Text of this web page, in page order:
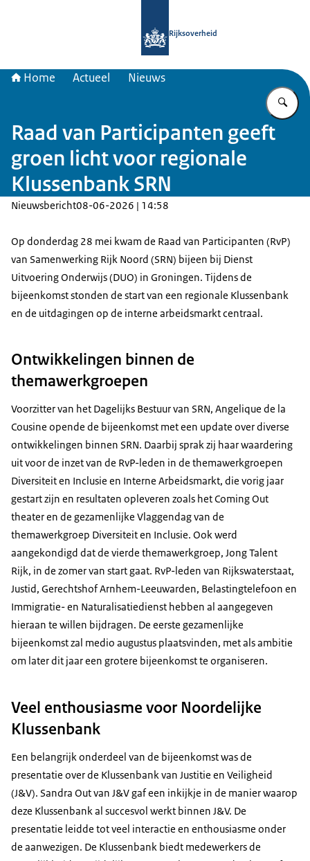
Rijksoverheid
Home Actueel Nieuws
Raad van Participanten geeft
groen licht voor regionale
Klussenbank SRN
Nieuwsbericht08-06-2026 | 14:58
Op donderdag 28 mei kwam de Raad van Participanten (RvP)
van Samenwerking Rijk Noord (SRN) bijeen bij Dienst
Uitvoering Onderwijs (DUO) in Groningen. Tijdens de
bijeenkomst stonden de start van een regionale Klussenbank
en de uitdagingen op de interne arbeidsmarkt centraal.
Ontwikkelingen binnen de
themawerkgroepen
Voorzitter van het Dagelijks Bestuur van SRN, Angelique de la
Cousine opende de bijeenkomst met een update over diverse
ontwikkelingen binnen SRN. Daarbij sprak zij haar waardering
uit voor de inzet van de RvP-leden in de themawerkgroepen
Diversiteit en Inclusie en Interne Arbeidsmarkt, die vorig jaar
gestart zijn en resultaten opleveren zoals het Coming Out
theater en de gezamenlijke Vlaggendag van de
themawerkgroep Diversiteit en Inclusie. Ook werd
aangekondigd dat de vierde themawerkgroep, Jong Talent
Rijk, in de zomer van start gaat. RvP-leden van Rijkswaterstaat,
Justid, Gerechtshof Arnhem-Leeuwarden, Belastingtelefoon en
Immigratie- en Naturalisatiedienst hebben al aangegeven
hieraan te willen bijdragen. De eerste gezamenlijke
bijeenkomst zal medio augustus plaatsvinden, met als ambitie
om later dit jaar een grotere bijeenkomst te organiseren.
Veel enthousiasme voor Noordelijke
Klussenbank
Een belangrijk onderdeel van de bijeenkomst was de
presentatie over de Klussenbank van Justitie en Veiligheid
(J&V). Sandra Out van J&V gaf een inkijkje in de manier waarop
deze Klussenbank al succesvol werkt binnen J&V. De
presentatie leidde tot veel interactie en enthousiasme onder
de aanwezigen. De Klussenbank biedt medewerkers de